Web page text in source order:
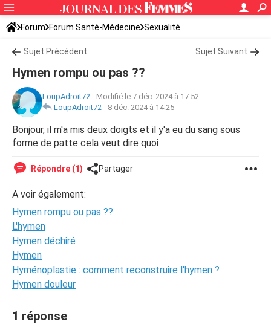
Forum Forum Santé-Médecine Sexualité
Sujet Précédent Sujet Suivant
Hymen rompu ou pas ??
LoupAdroit72 - Modifié le 7 déc. 2024 à 17:52
LoupAdroit72 - 8 déc. 2024 à 14:25
Bonjour, il m'a mis deux doigts et il y'a eu du sang sous
forme de patte cela veut dire quoi
Répondre (1) Partager
A voir également:
Hymen rompu ou pas ??
L'hymen
Hymen déchiré
Hymen
Hyménoplastie : comment reconstruire l'hymen ?
Hymen douleur
1 réponse